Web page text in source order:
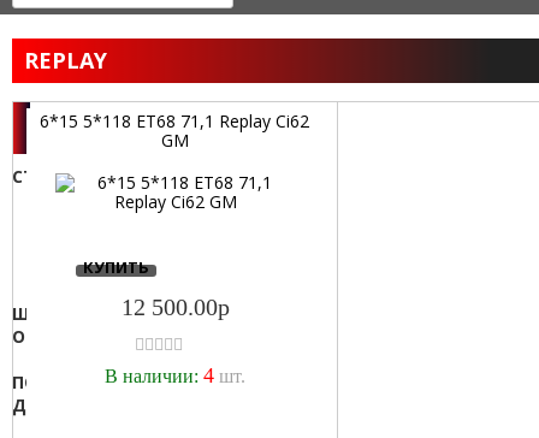
REPLAY
ФИЛЬТР
СТОИМОСТЬ
р
ШИРИНА
ОБОДА:
ПОСАДОЧНЫЙ
ДИАМЕТР:
6*15 5*118 ET68 71,1 Replay Ci62
GM
КУПИТЬ
12 500.00р
В наличии: 4 шт.